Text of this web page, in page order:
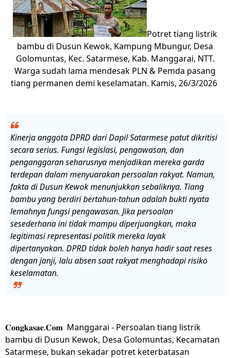
Potret tiang listrik
bambu di Dusun Kewok, Kampung Mbungur, Desa
Golomuntas, Kec. Satarmese, Kab. Manggarai, NTT.
Warga sudah lama mendesak PLN & Pemda pasang
tiang permanen demi keselamatan. Kamis, 26/3/2026
Kinerja anggota DPRD dari Dapil Satarmese patut dikritisi
secara serius. Fungsi legislasi, pengawasan, dan
penganggaran seharusnya menjadikan mereka garda
terdepan dalam menyuarakan persoalan rakyat. Namun,
fakta di Dusun Kewok menunjukkan sebaliknya. Tiang
bambu yang berdiri bertahun-tahun adalah bukti nyata
lemahnya fungsi pengawasan. Jika persoalan
sesederhana ini tidak mampu diperjuangkan, maka
legitimasi representasi politik mereka layak
dipertanyakan. DPRD tidak boleh hanya hadir saat reses
dengan janji, lalu absen saat rakyat menghadapi risiko
keselamatan.
𝐂𝐨𝐧𝐠𝐤𝐚𝐬𝐚𝐞.𝐂𝐨𝐦 Manggarai - Persoalan tiang listrik
bambu di Dusun Kewok, Desa Golomuntas, Kecamatan
Satarmese, bukan sekadar potret keterbatasan